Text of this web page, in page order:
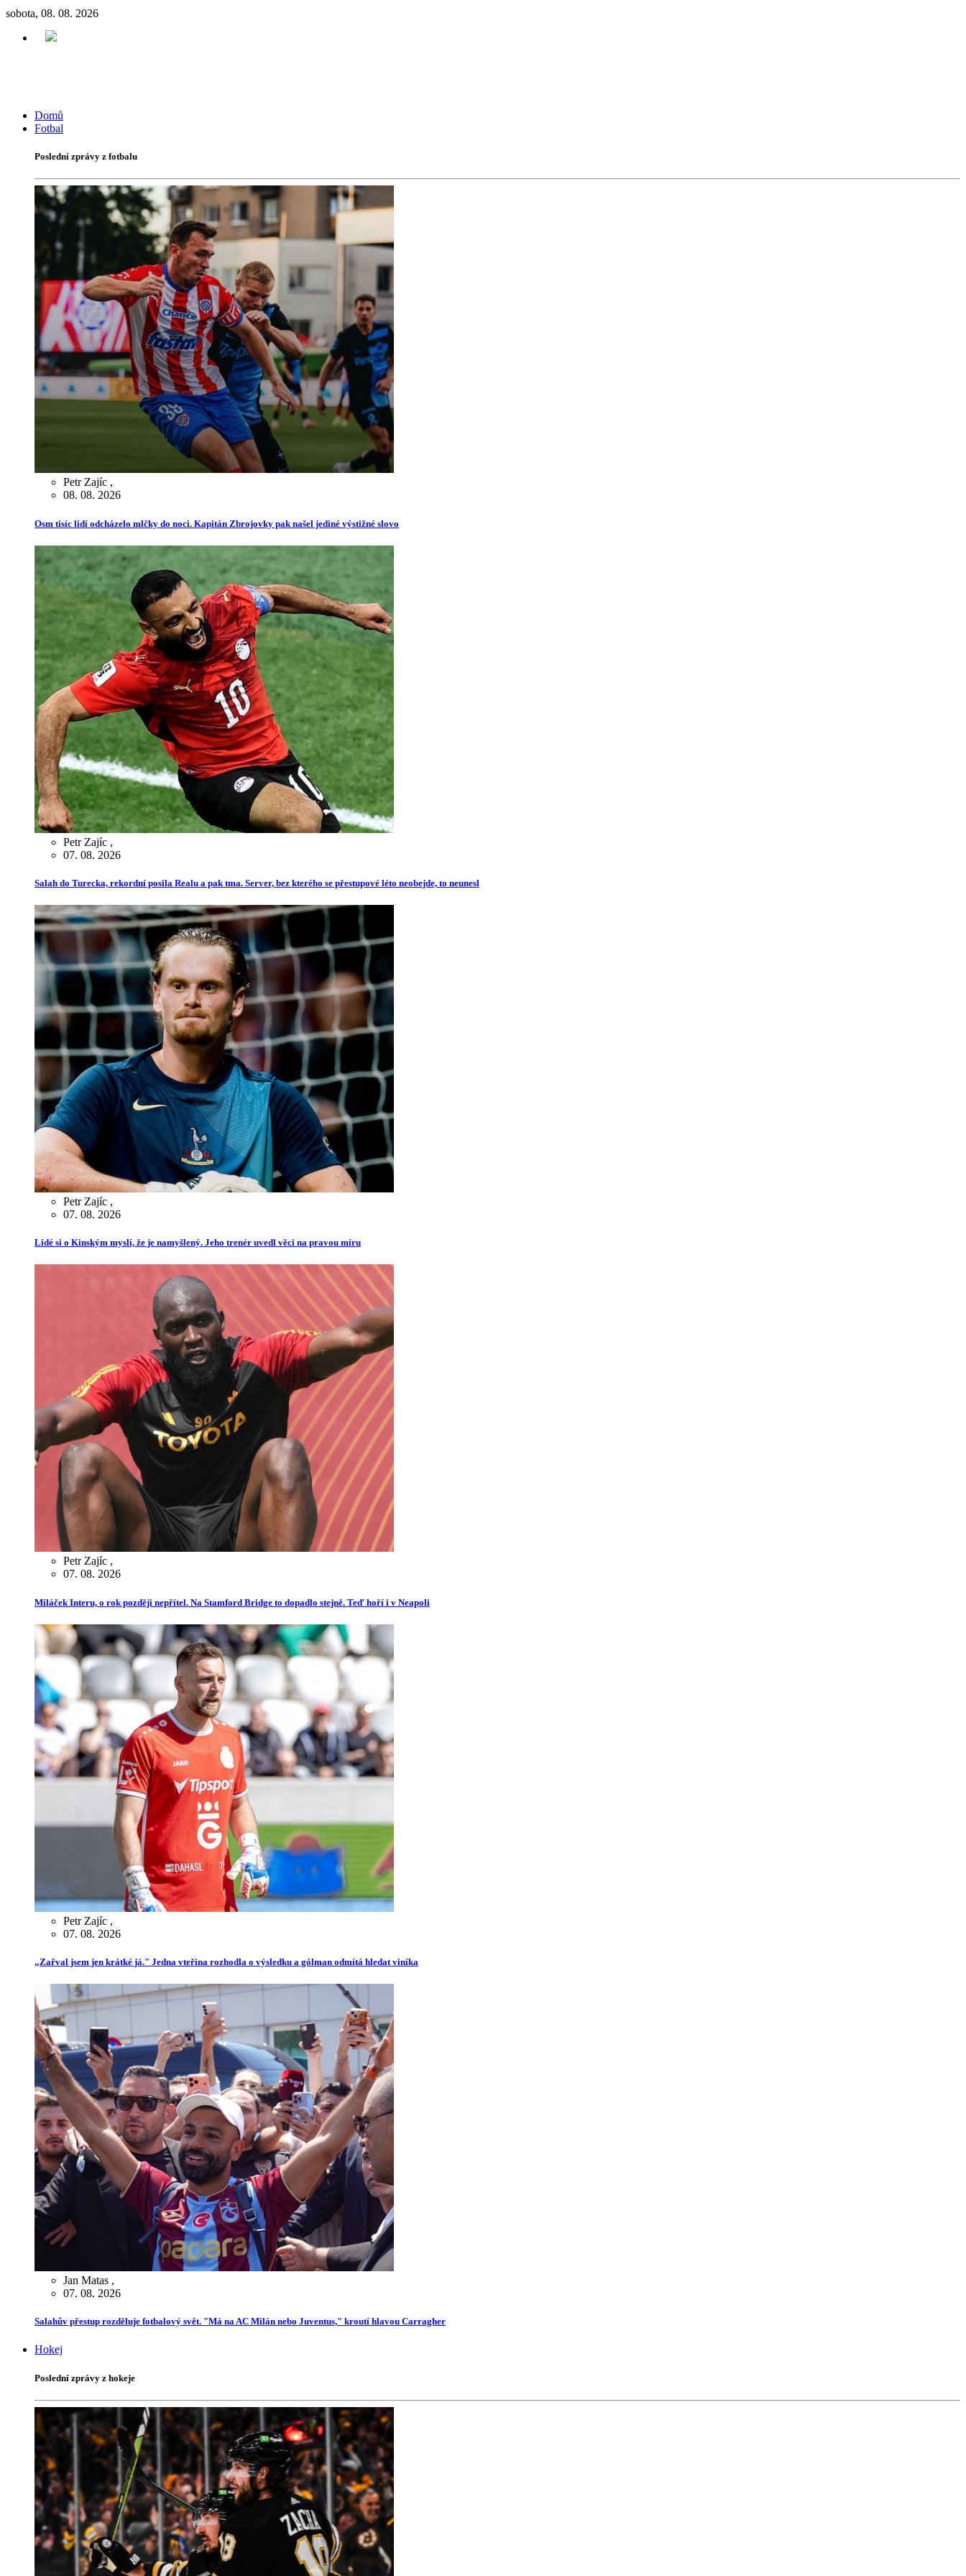
sobota, 08. 08. 2026
Domů
Fotbal
Poslední zprávy z fotbalu
Petr Zajíc ,
08. 08. 2026
Osm tisíc lidí odcházelo mlčky do noci. Kapitán Zbrojovky pak našel jediné výstižné slovo
Petr Zajíc ,
07. 08. 2026
Salah do Turecka, rekordní posila Realu a pak tma. Server, bez kterého se přestupové léto neobejde, to neunesl
Petr Zajíc ,
07. 08. 2026
Lidé si o Kinským myslí, že je namyšlený. Jeho trenér uvedl věci na pravou míru
Petr Zajíc ,
07. 08. 2026
Miláček Interu, o rok později nepřítel. Na Stamford Bridge to dopadlo stejně. Teď hoří i v Neapoli
Petr Zajíc ,
07. 08. 2026
„Zařval jsem jen krátké já." Jedna vteřina rozhodla o výsledku a gólman odmítá hledat viníka
Jan Matas ,
07. 08. 2026
Salahův přestup rozděluje fotbalový svět. "Má na AC Milán nebo Juventus," kroutí hlavou Carragher
Hokej
Poslední zprávy z hokeje